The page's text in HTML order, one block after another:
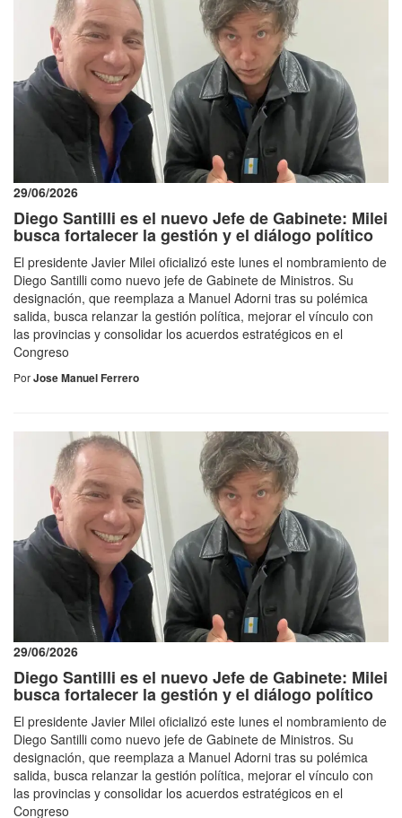
29/06/2026
Diego Santilli es el nuevo Jefe de Gabinete: Milei
busca fortalecer la gestión y el diálogo político
El presidente Javier Milei oficializó este lunes el nombramiento de
Diego Santilli como nuevo jefe de Gabinete de Ministros. Su
designación, que reemplaza a Manuel Adorni tras su polémica
salida, busca relanzar la gestión política, mejorar el vínculo con
las provincias y consolidar los acuerdos estratégicos en el
Congreso
PorJose Manuel Ferrero
29/06/2026
Diego Santilli es el nuevo Jefe de Gabinete: Milei
busca fortalecer la gestión y el diálogo político
El presidente Javier Milei oficializó este lunes el nombramiento de
Diego Santilli como nuevo jefe de Gabinete de Ministros. Su
designación, que reemplaza a Manuel Adorni tras su polémica
salida, busca relanzar la gestión política, mejorar el vínculo con
las provincias y consolidar los acuerdos estratégicos en el
Congreso